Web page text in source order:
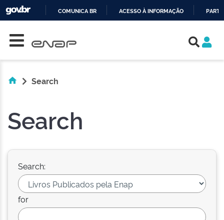
COMUNICA BR ACESSO À INFORMAÇÃO
Search
Search
Search:
for